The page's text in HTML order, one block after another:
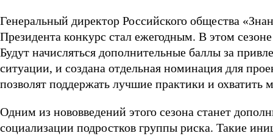
Генеральный директор Российского общества
Президента конкурс стал ежегодным. В этом
Будут начисляться дополнительные баллы за
ситуации, и создана отдельная номинация для
позволят поддержать лучшие практики и охватить
Одним из нововведений этого сезона станет
социализации подростков группы риска. Такие